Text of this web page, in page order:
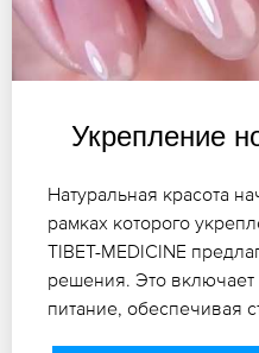
Укрепление
Натуральная красота
рамках которого
TIBET-MEDICINE
решения. Это
питание, обеспечивая